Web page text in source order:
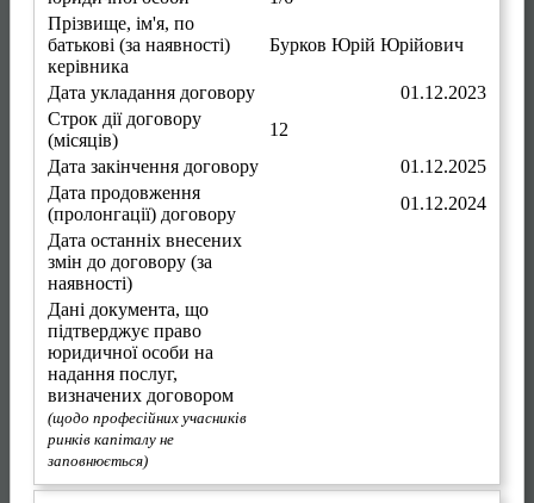
Прізвище, ім'я, по
батькові (за наявності)
керівника
Бурков Юрій Юрійович
Дата укладання договору
01.12.2023
Строк дії договору
(місяців)
12
Дата закінчення договору
01.12.2025
Дата продовження
(пролонгації) договору
01.12.2024
Дата останніх внесених
змін до договору (за
наявності)
Дані документа, що
підтверджує право
юридичної особи на
надання послуг,
визначених договором
(щодо професійних учасників
ринків капіталу не
заповнюється)